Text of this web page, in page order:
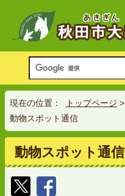
現在の位置： トップページ >
動物スポット通信
動物スポット通信